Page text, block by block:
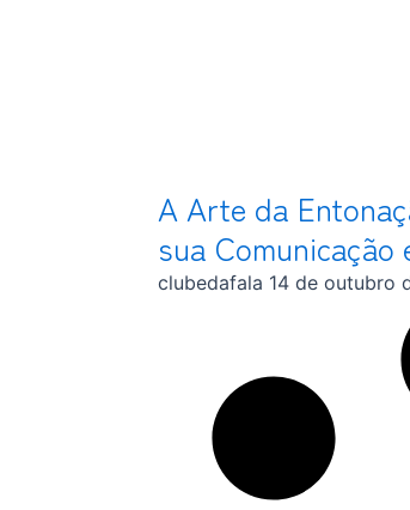
A Arte da
sua Comunicação
clubedafala 14 de outubro